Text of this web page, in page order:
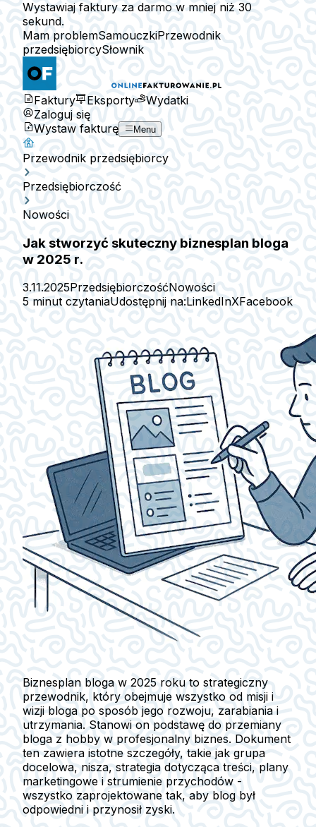
Wystawiaj faktury za darmo w mniej niż 30
sekund.
Mam problemSamouczkiPrzewodnik
przedsiębiorcySłownik
Faktury Eksporty
Wydatki
Zaloguj się
Wystaw fakturę
Menu
Przewodnik przedsiębiorcy
Przedsiębiorczość
Nowości
Jak stworzyć skuteczny biznesplan bloga
w 2025 r.
3.11.2025PrzedsiębiorczośćNowości
5 minut czytaniaUdostępnij na:LinkedInXFacebook
Biznesplan bloga w 2025 roku to strategiczny
przewodnik, który obejmuje wszystko od misji i
wizji bloga po sposób jego rozwoju, zarabiania i
utrzymania. Stanowi on podstawę do przemiany
bloga z hobby w profesjonalny biznes. Dokument
ten zawiera istotne szczegóły, takie jak grupa
docelowa, nisza, strategia dotycząca treści, plany
marketingowe i strumienie przychodów -
wszystko zaprojektowane tak, aby blog był
odpowiedni i przynosił zyski.